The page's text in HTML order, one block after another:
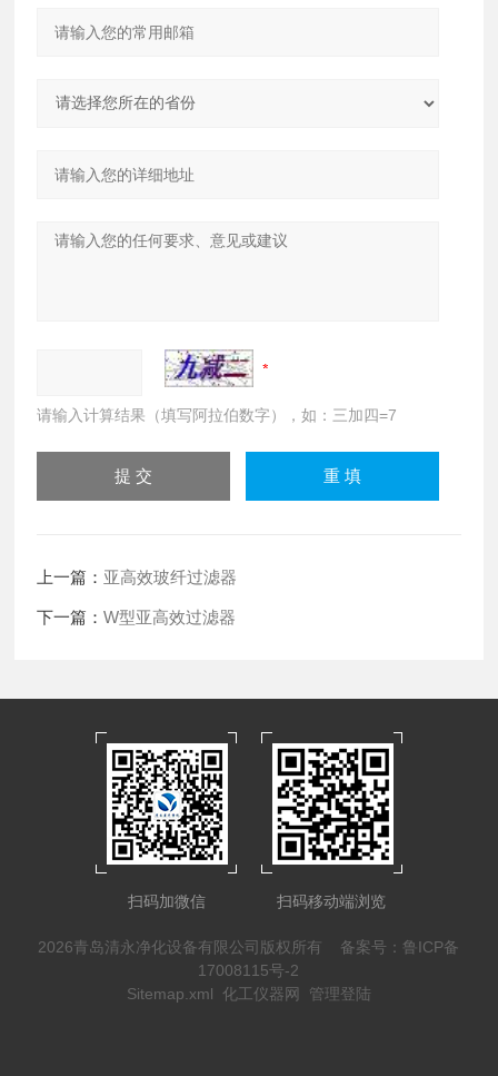
请输入计算结果（填写阿拉伯数字），如：三加四=7
上一篇： 亚高效玻纤过滤器
下一篇：W型亚高效过滤器
扫码加微信 扫码移动端浏览
2026青岛清永净化设备有限公司版权所有 备案号：鲁ICP备
17008115号-2
Sitemap.xml 化工仪器网 管理登陆